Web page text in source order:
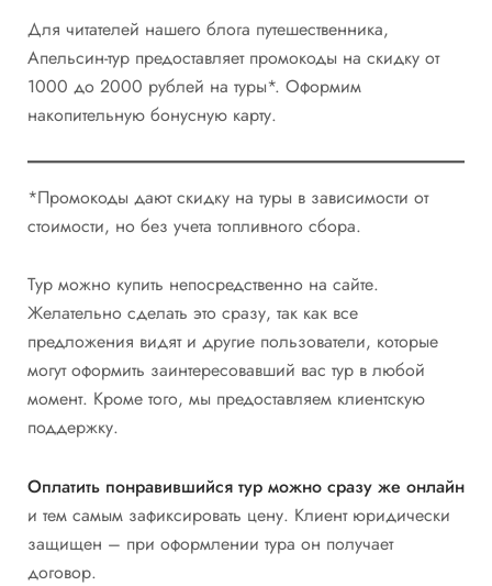
Для читателей нашего блога путешественника,
Апельсин-тур предоставляет промокоды на скидку от
1000 до 2000 рублей на туры*. Оформим
накопительную бонусную карту.
*Промокоды дают скидку на туры в зависимости от
стоимости, но без учета топливного сбора.
Тур можно купить непосредственно на сайте.
Желательно сделать это сразу, так как все
предложения видят и другие пользователи, которые
могут оформить заинтересовавший вас тур в любой
момент. Кроме того, мы предоставляем клиентскую
поддержку.
Оплатить понравившийся тур можно сразу же онлайн
и тем самым зафиксировать цену. Клиент юридически
защищен – при оформлении тура он получает
договор.